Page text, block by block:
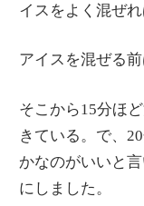
イスをよく混ぜ
アイスを混ぜる
そこから15分ほ
きている。で、
かなのがいいと
にしました。